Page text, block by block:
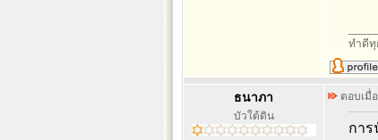
ทำดีทุ
ธนาภา
บัวใต้ดิน
ตอบเมื่
การ